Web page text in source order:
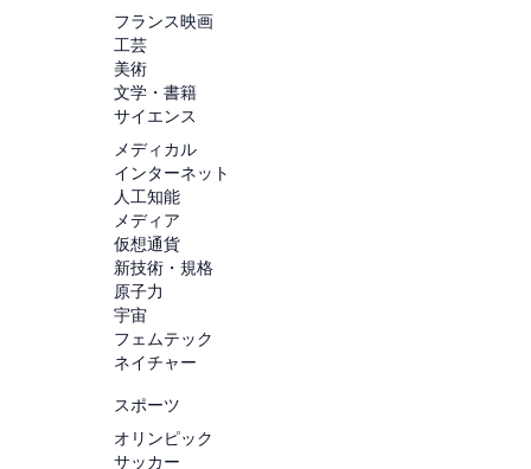
フランス映画
工芸
美術
文学・書籍
サイエンス
メディカル
インターネット
人工知能
メディア
仮想通貨
新技術・規格
原子力
宇宙
フェムテック
ネイチャー
スポーツ
オリンピック
サッカー